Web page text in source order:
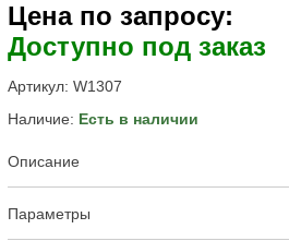
Цена по запросу:
Доступно под заказ
Артикул: W1307
Наличие: Есть в наличии
Описание
Параметры